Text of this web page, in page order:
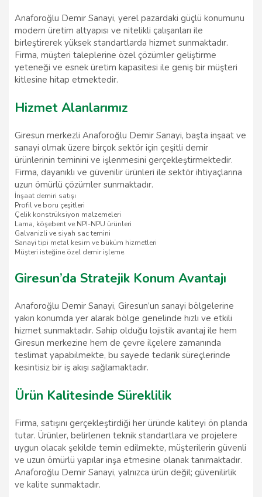
Anaforoğlu Demir Sanayi, yerel pazardaki güçlü konumunu
modern üretim altyapısı ve nitelikli çalışanları ile
birleştirerek yüksek standartlarda hizmet sunmaktadır.
Firma, müşteri taleplerine özel çözümler geliştirme
yeteneği ve esnek üretim kapasitesi ile geniş bir müşteri
kitlesine hitap etmektedir.
Hizmet Alanlarımız
Giresun merkezli Anaforoğlu Demir Sanayi, başta inşaat ve
sanayi olmak üzere birçok sektör için çeşitli demir
ürünlerinin teminini ve işlenmesini gerçekleştirmektedir.
Firma, dayanıklı ve güvenilir ürünleri ile sektör ihtiyaçlarına
uzun ömürlü çözümler sunmaktadır.
İnşaat demiri satışı
Profil ve boru çeşitleri
Çelik konstrüksiyon malzemeleri
Lama, köşebent ve NPI-NPU ürünleri
Galvanizli ve siyah sac temini
Sanayi tipi metal kesim ve büküm hizmetleri
Müşteri isteğine özel demir işleme
Giresun’da Stratejik Konum Avantajı
Anaforoğlu Demir Sanayi, Giresun’un sanayi bölgelerine
yakın konumda yer alarak bölge genelinde hızlı ve etkili
hizmet sunmaktadır. Sahip olduğu lojistik avantaj ile hem
Giresun merkezine hem de çevre ilçelere zamanında
teslimat yapabilmekte, bu sayede tedarik süreçlerinde
kesintisiz bir iş akışı sağlamaktadır.
Ürün Kalitesinde Süreklilik
Firma, satışını gerçekleştirdiği her üründe kaliteyi ön planda
tutar. Ürünler, belirlenen teknik standartlara ve projelere
uygun olacak şekilde temin edilmekte, müşterilerin güvenli
ve uzun ömürlü yapılar inşa etmesine olanak tanımaktadır.
Anaforoğlu Demir Sanayi, yalnızca ürün değil; güvenilirlik
ve kalite sunmaktadır.